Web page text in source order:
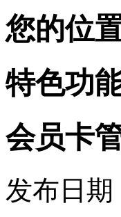
您的位
特色功
会员卡
发布日期